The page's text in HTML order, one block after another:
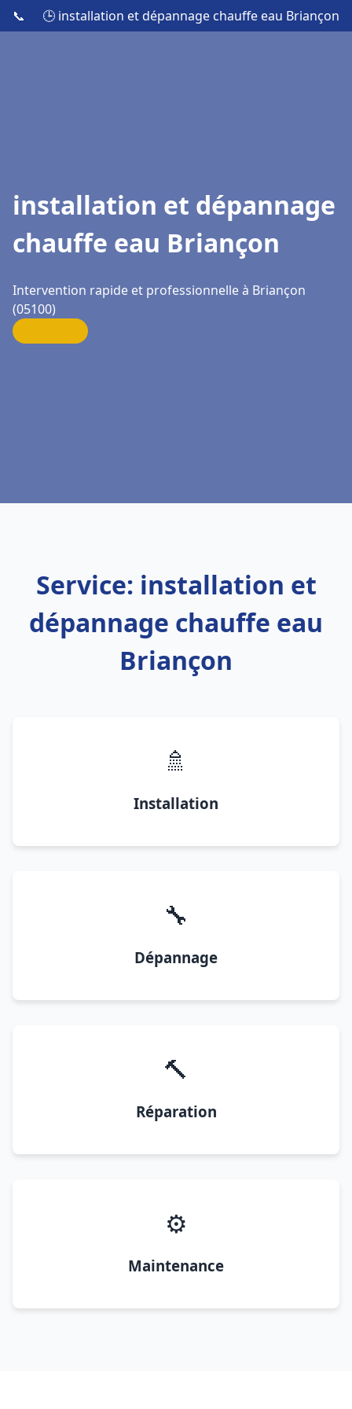
📞 🕒 installation et dépannage chauffe eau Briançon
installation et dépannage
chauffe eau Briançon
Intervention rapide et professionnelle à Briançon
(05100)
Service: installation et
dépannage chauffe eau
Briançon
🚿
Installation
🔧
Dépannage
🔨
Réparation
⚙️
Maintenance